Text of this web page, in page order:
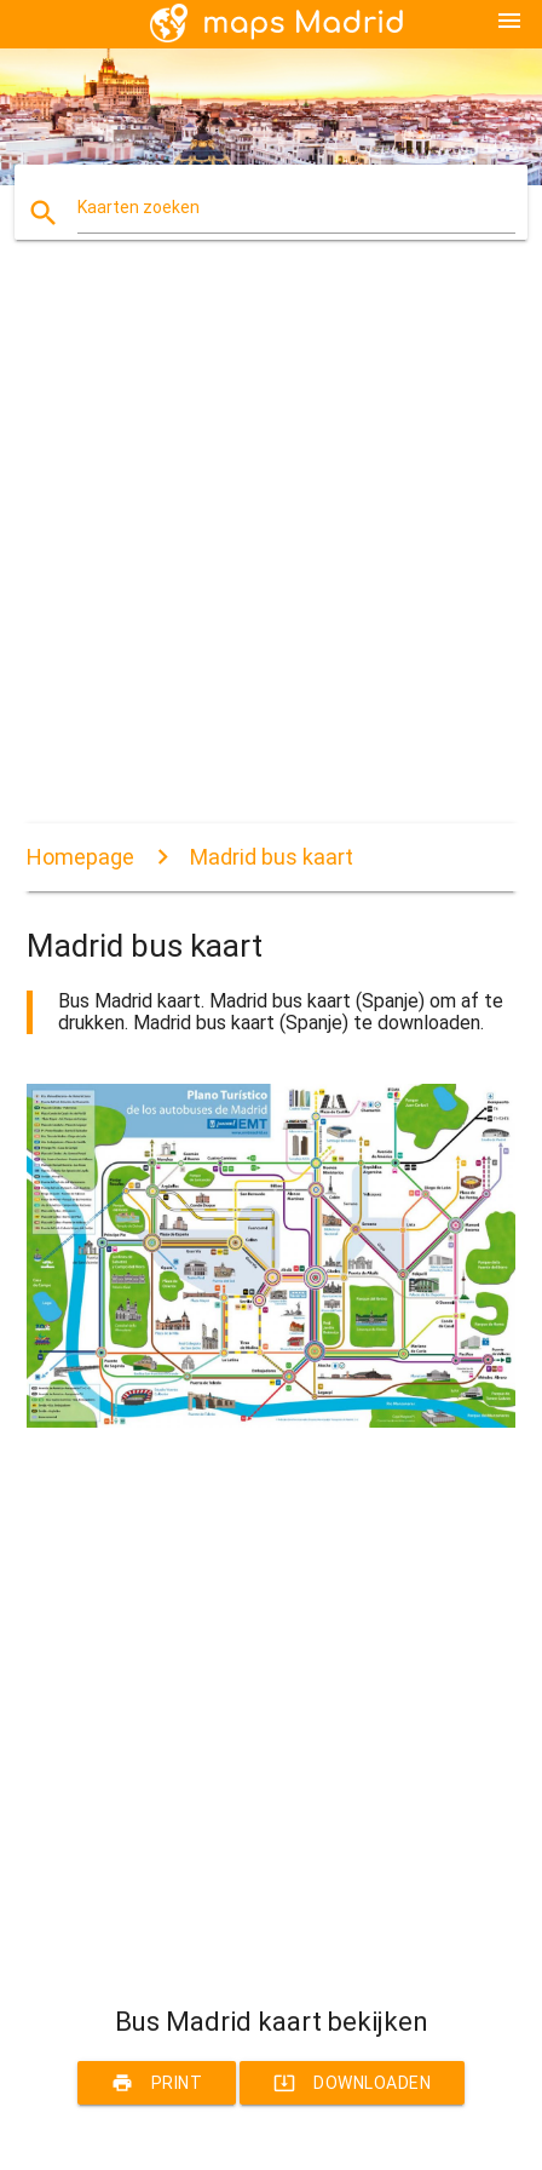
menu
search Kaarten zoeken
Homepage Madrid bus kaart
Madrid bus kaart
Bus Madrid kaart. Madrid bus kaart (Spanje) om af te
drukken. Madrid bus kaart (Spanje) te downloaden.
Bus Madrid kaart bekijken
print PRINT system_update_alt DOWNLOADEN